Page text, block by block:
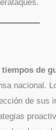
de
nacional.
de sus